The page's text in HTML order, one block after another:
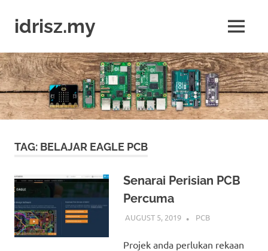
contentidrisz.my
Raspberry
Pi,
Arduino,
micro:bit
MENU
TAG: BELAJAR EAGLE PCB
Senarai Perisian PCB
Percuma
AUGUST 5, 2019 IDRIS
PCB
Projek anda perlukan rekaan